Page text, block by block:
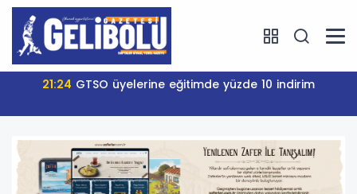
21:24 GTSO üyelerine eğitimde yüzde 10 indirim